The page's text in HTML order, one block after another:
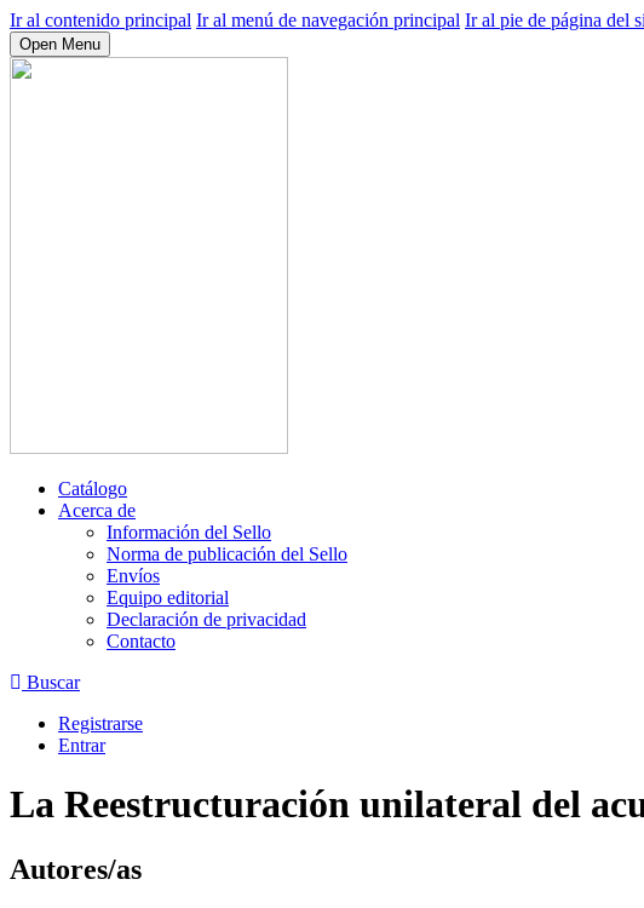
Ir al contenido principal Ir al menú de navegación principal Ir al pie de página del
Open Menu
Catálogo
Acerca de
Información del Sello
Norma de publicación del Sello
Envíos
Equipo editorial
Declaración de privacidad
Contacto
Buscar
Registrarse
Entrar
La Reestructuración unilateral del
Autores/as